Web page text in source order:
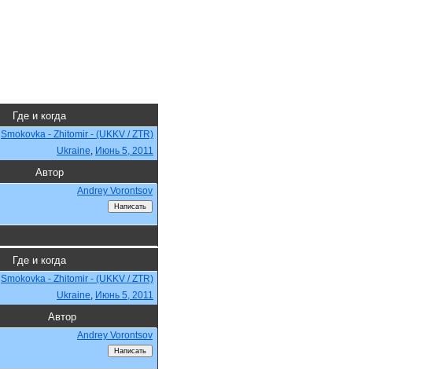
Где и когда
Smokovka - Zhitomir - (UKKV / ZTR)
Ukraine, Июнь 5, 2011
Автор
Andrey Vorontsov
Где и когда
Smokovka - Zhitomir - (UKKV / ZTR)
Ukraine, Июнь 5, 2011
Автор
Andrey Vorontsov